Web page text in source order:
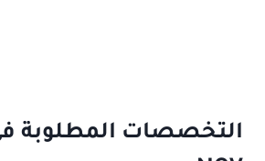
التخصصات المطلوبة